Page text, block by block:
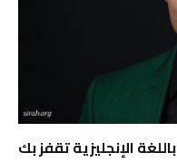
الإنجليزية تقفز بك